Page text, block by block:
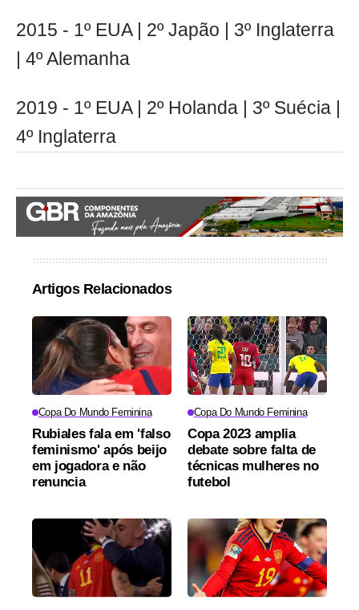
2015 - 1º EUA | 2º Japão | 3º Inglaterra
| 4º Alemanha
2019 - 1º EUA | 2º Holanda | 3º Suécia |
4º Inglaterra
Artigos Relacionados
Copa Do Mundo Feminina
Rubiales fala em 'falso
feminismo' após beijo
em jogadora e não
renuncia
Copa Do Mundo Feminina
Copa 2023 amplia
debate sobre falta de
técnicas mulheres no
futebol